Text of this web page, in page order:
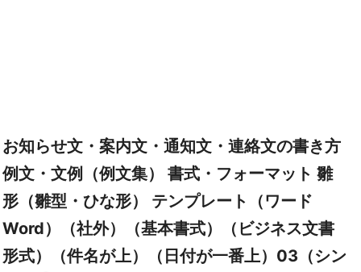
お知らせ文・案内文・通知文・連絡文の書き方
例文・文例（例文集） 書式・フォーマット 雛
形（雛型・ひな形） テンプレート（ワード
Word）（社外）（基本書式）（ビジネス文書
形式）（件名が上）（日付が一番上）03（シン